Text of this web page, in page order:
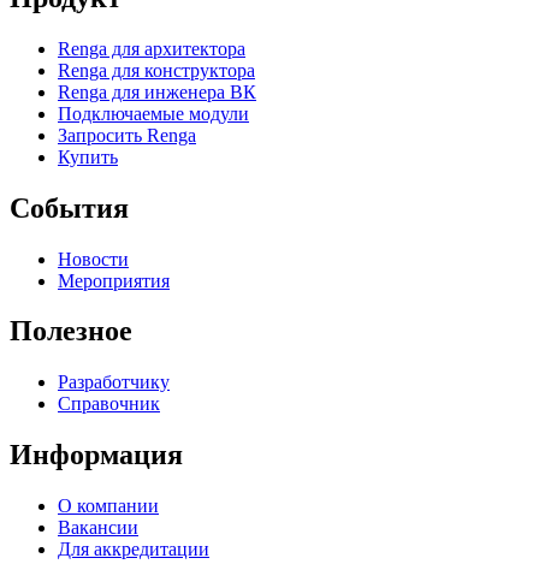
Renga для архитектора
Renga для конструктора
Renga для инженера ВК
Подключаемые модули
Запросить Renga
Купить
События
Новости
Мероприятия
Полезное
Разработчику
Справочник
Информация
О компании
Вакансии
Для аккредитации